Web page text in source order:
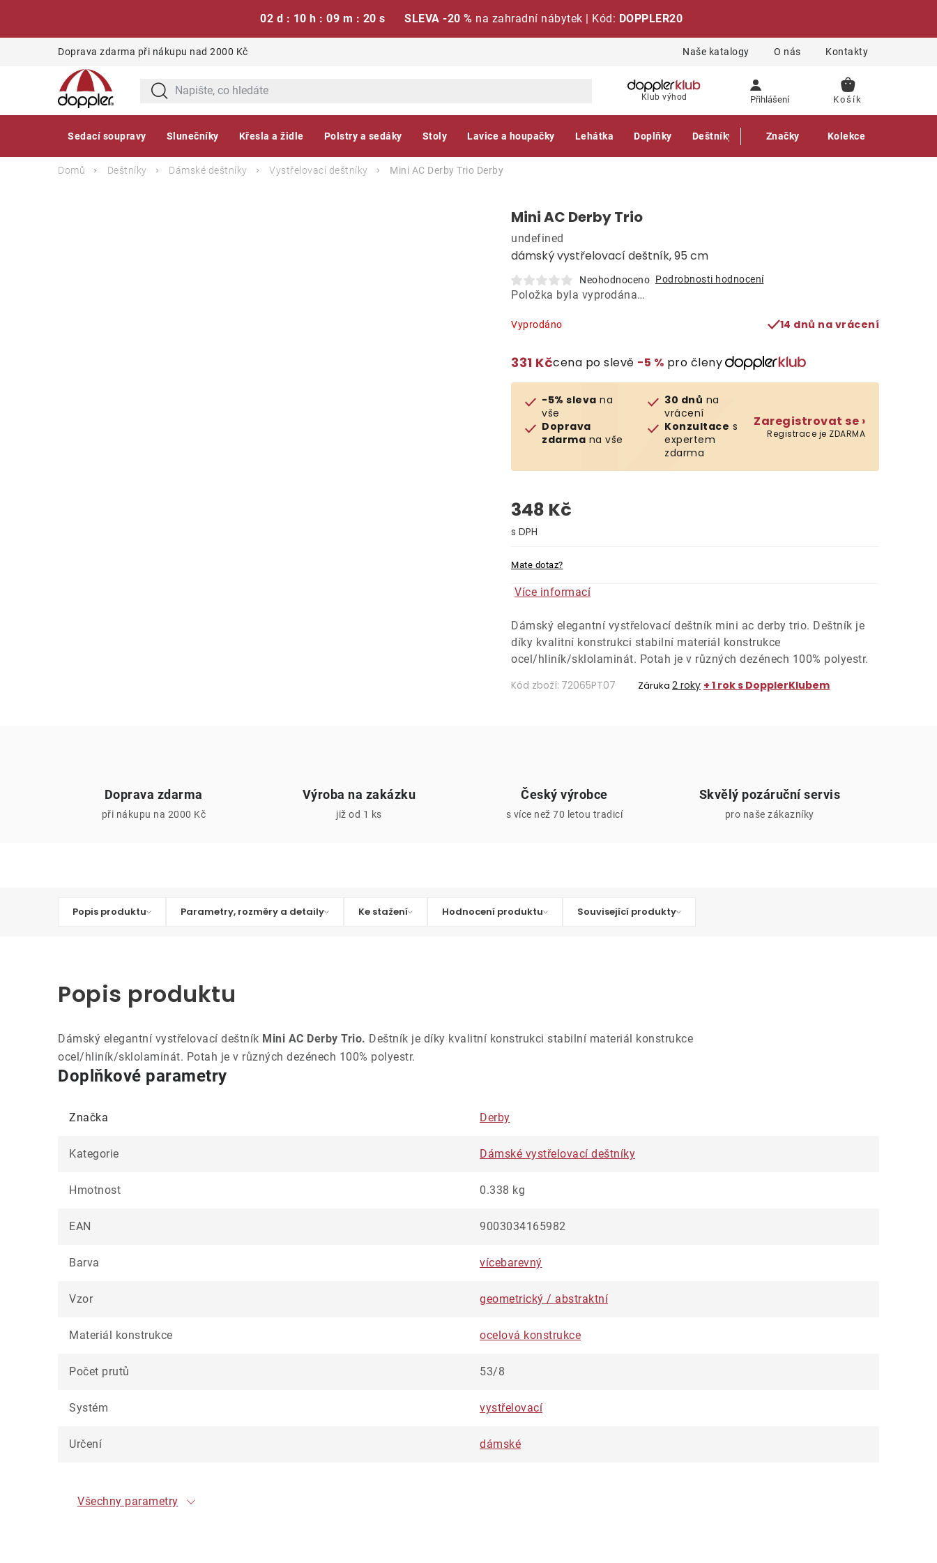
02 d : 10 h : 09 m : 19 s SLEVA -20 % na zahradní nábytek | Kód: DOPPLER20
Doprava zdarma při nákupu nad 2000 Kč Naše katalogy O nás Kontakty
Klub výhod Přihlášení
NÁKUPNÍ
Sedací soupravy Slunečníky Křesla a židle Polstry a sedáky Stoly Lavice a houpačky Lehátka Doplňky Deštníky Gastro produkty
Značky Kolekce
Domů Deštníky Dámské deštníky Vystřelovací deštníky Mini AC Derby Trio Derby
Mini AC Derby Trio
dámský vystřelovací deštník, 95 cm
undefined
Neohodnoceno Podrobnosti hodnocení
Položka byla vyprodána…
Vyprodáno 14 dnů na vrácení
331 Kčcena po slevě −5 % pro členy
-5% sleva na
vše
Doprava
zdarma na vše
30 dnů na
vrácení
Konzultace s
expertem
zdarma
Zaregistrovat se ›
Registrace je ZDARMA
348 Kč
Mate dotaz?
Více informací
Dámský elegantní vystřelovací deštník mini ac derby trio. Deštník je
díky kvalitní konstrukci stabilní materiál konstrukce
ocel/hliník/sklolaminát. Potah je v různých dezénech 100% polyestr.
Kód zboží: 72065PT07 Záruka 2 roky + 1 rok s DopplerKlubem
Doprava zdarma
při nákupu na 2000 Kč
Výroba na zakázku
již od 1 ks
Český výrobce
s více než 70 letou tradicí
Skvělý pozáruční servis
pro naše zákazníky
Popis produktu Parametry, rozměry a detaily Ke stažení Hodnocení produktu Související produkty
Popis produktu
Dámský elegantní vystřelovací deštník Mini AC Derby Trio. Deštník je díky kvalitní konstrukci stabilní materiál konstrukce
ocel/hliník/sklolaminát. Potah je v různých dezénech 100% polyestr.
Doplňkové parametry
Značka Derby
Kategorie Dámské vystřelovací deštníky
Hmotnost 0.338 kg
EAN 9003034165982
Barva vícebarevný
Vzor geometrický / abstraktní
Materiál konstrukce ocelová konstrukce
Počet prutů 53/8
Systém vystřelovací
Určení dámské
Všechny parametry